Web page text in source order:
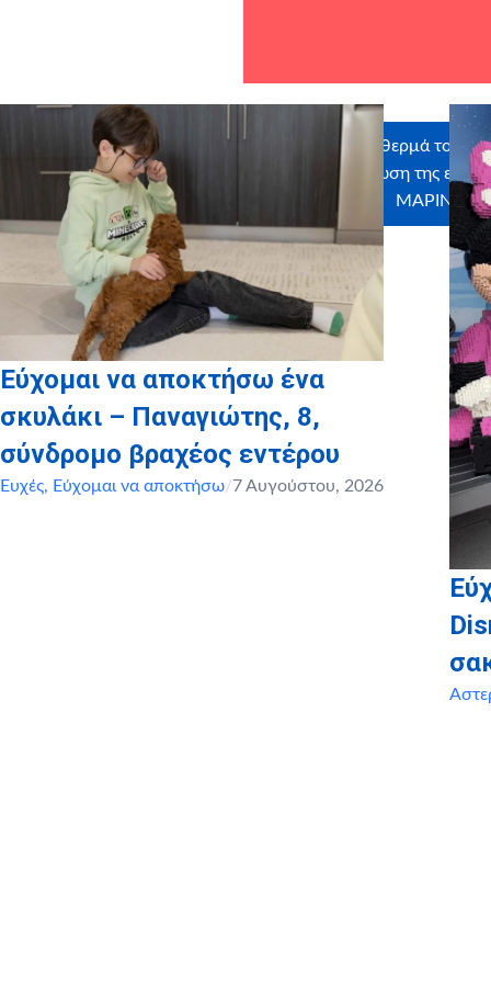
Ευχαριστούμε θερμά τους
στην εκπλήρωση της
ΜΑΡΙΝΑ
Εύχομαι να αποκτήσω ένα
σκυλάκι – Παναγιώτης, 8,
σύνδρομο βραχέος εντέρου
Ευχές, Εύχομαι να αποκτήσω/7 Αυγούστου, 2026